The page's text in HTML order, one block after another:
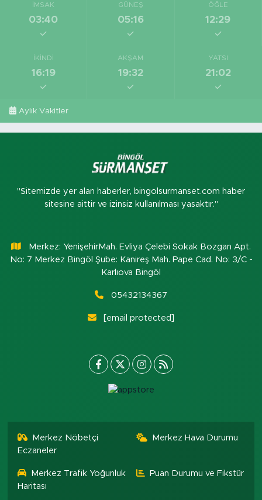
İMSAK
03:40
GÜNEŞ
05:16
ÖĞLE
12:29
İKINDI
16:19
AKŞAM
19:32
YATSI
21:02
Aylık Vakitler
"Sitemizde yer alan haberler, bingolsurmanset.com haber
sitesine aittir ve izinsiz kullanılması yasaktır."
Merkez: YenişehirMah. Evliya Çelebi Sokak Bozgan Apt.
No: 7 Merkez Bingöl Şube: Kanireş Mah. Pape Cad. No: 3/C -
Karlıova Bingöl
05432134367
[email protected]
Merkez Nöbetçi
Eczaneler
Merkez Hava Durumu
Merkez Trafik Yoğunluk
Haritası
Puan Durumu ve Fikstür